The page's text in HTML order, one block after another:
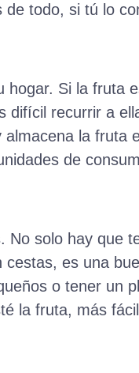
todo, si tú lo
hogar. Si la fruta
difícil recurrir a
la fruta
de
No solo hay que
es una
o tener un
la fruta, más